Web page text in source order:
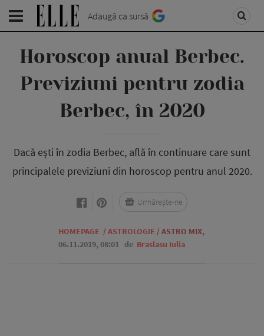
Adaugă ca sursă
Horoscop anual Berbec.
Previziuni pentru zodia
Berbec, în 2020
Dacă ești în zodia Berbec, află în continuare care sunt
principalele previziuni din horoscop pentru anul 2020.
HOMEPAGE / ASTROLOGIE / ASTRO MIX,
06.11.2019, 08:01 de Braslasu Iulia
Urmărește-ne